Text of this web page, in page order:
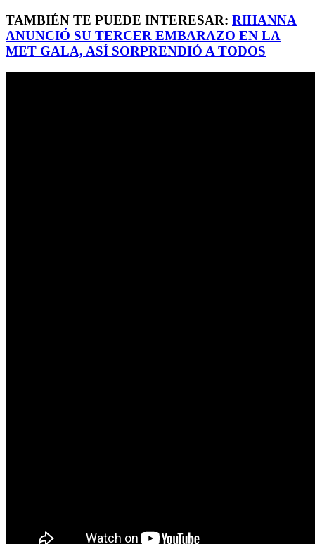
TAMBIÉN TE PUEDE INTERESAR: RIHANNA
ANUNCIÓ SU TERCER EMBARAZO EN LA
MET GALA, ASÍ SORPRENDIÓ A TODOS